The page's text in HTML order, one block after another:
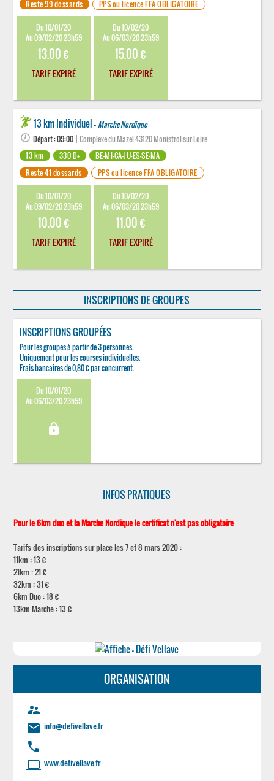
Reste 99 dossards PPS ou licence FFA OBLIGATOIRE
Du 10/01/20
Au 09/02/20 23h59
13.00 €
TARIF EXPIRÉ
Du 10/02/20
Au 06/03/20 23h59
15.00 €
TARIF EXPIRÉ
13 km Individuel - Marche Nordique
Départ : 09:00 | Complexe du Mazel 43120 Monistrol-sur-Loire
13 km
330 D+
BE-MI-CA-JU-ES-SE-MA
Reste 41 dossards
PPS ou licence FFA OBLIGATOIRE
Du 10/01/20
Au 09/02/20 23h59
10.00 €
TARIF EXPIRÉ
Du 10/02/20
Au 06/03/20 23h59
11.00 €
TARIF EXPIRÉ
INSCRIPTIONS DE GROUPES
INSCRIPTIONS GROUPÉES
Pour les groupes à partir de 3 personnes.
Uniquement pour les courses individuelles.
Frais bancaires de 0,80 € par concurrent.
Du 10/01/20
Au 06/03/20 23h59
lock
INFOS PRATIQUES
Pour le 6km duo et la Marche Nordique le certificat n'est pas obligatoire
Tarifs des inscriptions sur place les 7 et 8 mars 2020 :
11km : 13 €
21km : 21 €
32km : 31 €
6km Duo : 18 €
13km Marche : 13 €
ORGANISATION
supervisor_account
email info@defivellave.fr
phone
laptop www.defivellave.fr